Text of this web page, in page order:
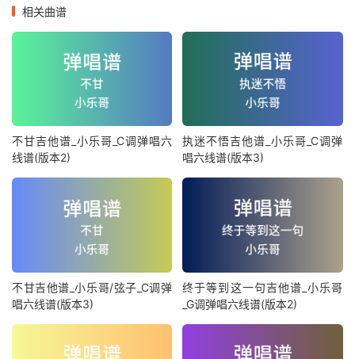
相关曲谱
不甘吉他谱_小乐哥_C调弹唱六
线谱(版本2)
执迷不悟吉他谱_小乐哥_C调弹
唱六线谱(版本3)
不甘吉他谱_小乐哥/弦子_C调弹
唱六线谱(版本3)
终于等到这一句吉他谱_小乐哥
_G调弹唱六线谱(版本2)